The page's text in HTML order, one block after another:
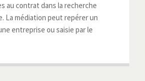
au contrat dans la recherche
La médiation peut repérer un
entreprise ou saisie par le